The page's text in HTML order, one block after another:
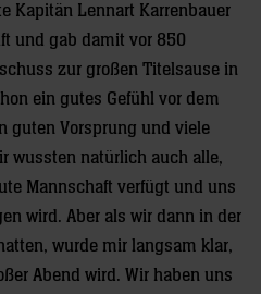
Kapitän Lennart Karrenbauer
und gab damit vor 850
zur großen Titelsause in
ein gutes Gefühl vor dem
guten Vorsprung und viele
wussten natürlich auch alle,
Mannschaft verfügt und uns
wird. Aber als wir dann in der
wurde mir langsam klar,
Abend wird. Wir haben uns